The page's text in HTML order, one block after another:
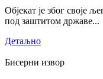
Објекат је због своје
под заштитом државе...
Детаљно
Бисерни извор